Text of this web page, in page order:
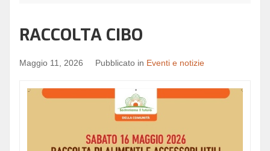
RACCOLTA CIBO
Maggio 11, 2026 Pubblicato in Eventi e notizie